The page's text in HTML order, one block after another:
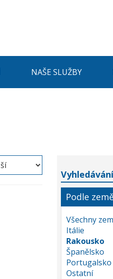
NAŠE SLUŽBY
Podle
Všechny
Itálie
Rakousko
Španělsko
Portugalsko
Ostatní